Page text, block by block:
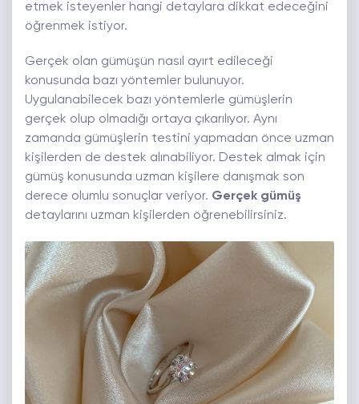
etmek isteyenler hangi detaylara dikkat edeceğini
öğrenmek istiyor.
Gerçek olan gümüşün nasıl ayırt edileceği
konusunda bazı yöntemler bulunuyor.
Uygulanabilecek bazı yöntemlerle gümüşlerin
gerçek olup olmadığı ortaya çıkarılıyor. Aynı
zamanda gümüşlerin testini yapmadan önce uzman
kişilerden de destek alınabiliyor. Destek almak için
gümüş konusunda uzman kişilere danışmak son
derece olumlu sonuçlar veriyor. Gerçek gümüş
detaylarını uzman kişilerden öğrenebilirsiniz.